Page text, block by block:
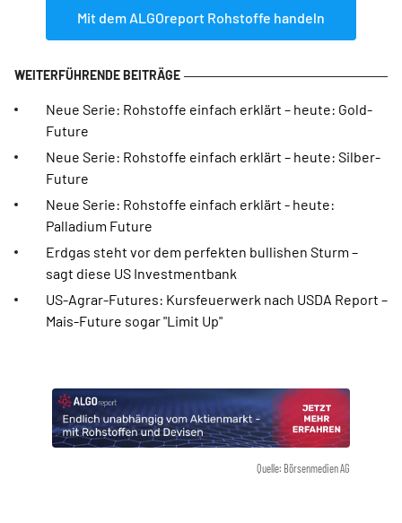
Mit dem ALGOreport Rohstoffe handeln
Neue Serie: Rohstoffe einfach erklärt – heute: Gold-
Future
Neue Serie: Rohstoffe einfach erklärt – heute: Silber-
Future
Neue Serie: Rohstoffe einfach erklärt - heute:
Palladium Future
Erdgas steht vor dem perfekten bullishen Sturm –
sagt diese US Investmentbank
US-Agrar-Futures: Kursfeuerwerk nach USDA Report –
Mais-Future sogar "Limit Up"
Quelle: Börsenmedien AG